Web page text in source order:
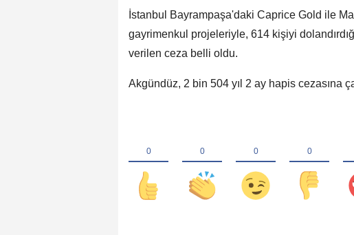
İstanbul Bayrampaşa'daki Caprice Gold ile
gayrimenkul projeleriyle, 614 kişiyi
verilen ceza belli oldu.
Akgündüz, 2 bin 504 yıl 2 ay hapis cezasına